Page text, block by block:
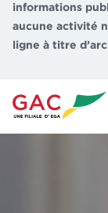
informations
aucune activité
ligne à titre